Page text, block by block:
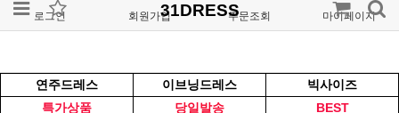
로그인 회원가입 주문조회 마이페이지
31DRESS
연주드레스 이브닝드레스
빅사이즈
특가상품
당일발송
BEST